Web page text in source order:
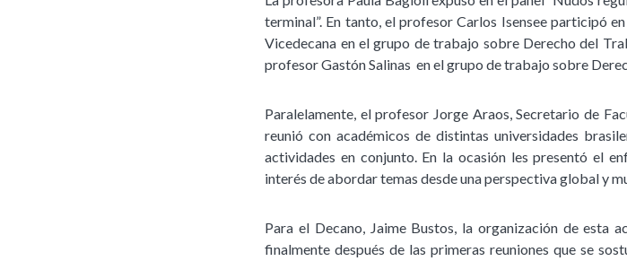
terminal”. En tanto, el profesor Carlos Isensee participó
Vicedecana en el grupo de trabajo sobre Derecho del
profesor Gastón Salinas en el grupo de trabajo sobre
Paralelamente, el profesor Jorge Araos, Secretario de
reunió con académicos de distintas universidades
actividades en conjunto. En la ocasión les presentó el
interés de abordar temas desde una perspectiva global y
Para el Decano, Jaime Bustos, la organización de esta
finalmente después de las primeras reuniones que se